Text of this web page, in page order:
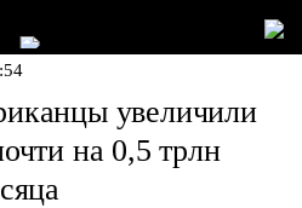
увеличили
на 0,5 трлн